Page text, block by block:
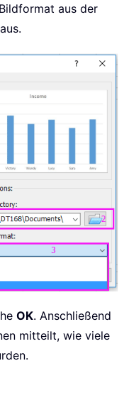
aus der
aus.
OK. Anschließend
mitteilt, wie viele